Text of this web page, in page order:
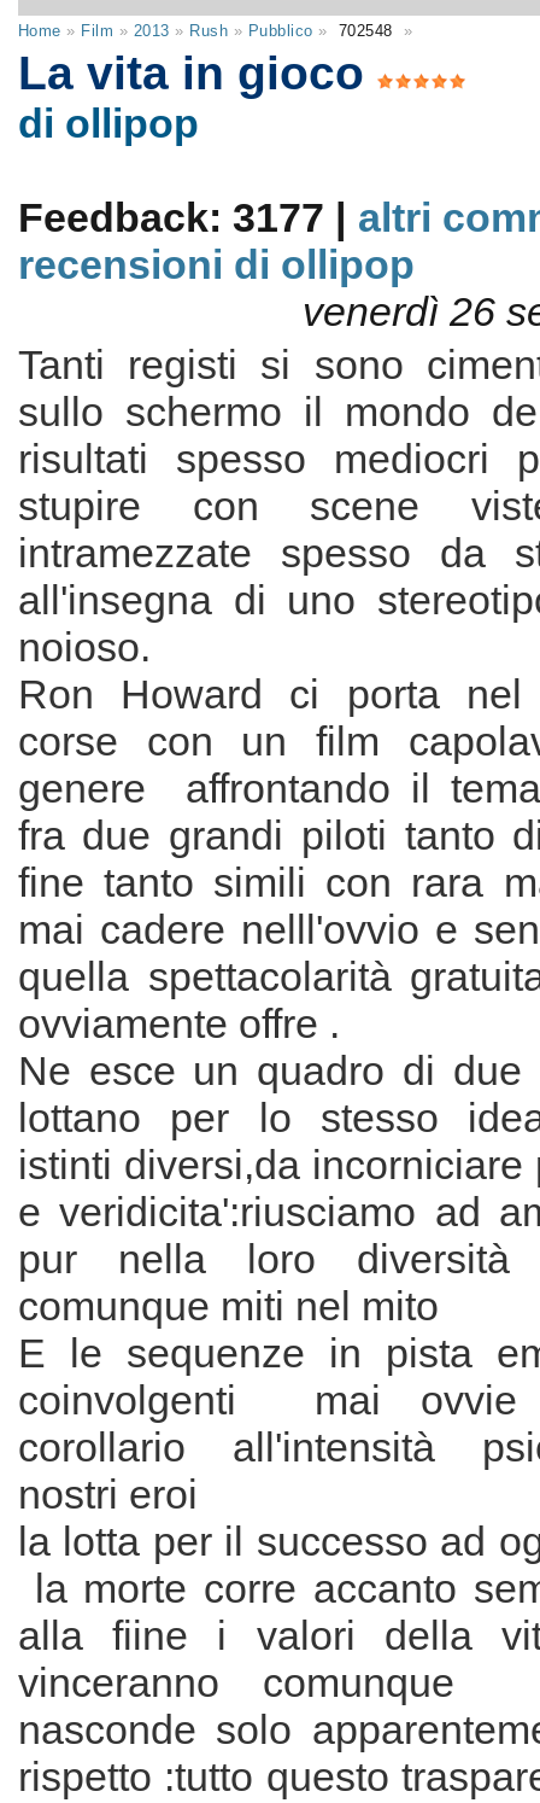
Home » Film » 2013 » Rush » Pubblico » 702548 »
La vita in gioco
di ollipop
Feedback: 3177 | altri
recensioni di ollipop
venerdì 26
Tanti registi si sono
sullo schermo il mondo
risultati spesso mediocri
stupire con scene
intramezzate spesso da
all'insegna di uno
noioso.
Ron Howard ci porta nel
corse con un film
genere affrontando il
fra due grandi piloti tanto
fine tanto simili con rara
mai cadere nelll'ovvio e
quella spettacolarità
ovviamente offre .
Ne esce un quadro di due
lottano per lo stesso
istinti diversi,da incorniciare
e veridicita':riusciamo ad
pur nella loro
comunque miti nel mito
E le sequenze in pista
coinvolgenti mai ovvie
corollario all'intensità
nostri eroi
la lotta per il successo ad
la morte corre accanto
alla fiine i valori della
vinceranno
nasconde solo
rispetto :tutto questo